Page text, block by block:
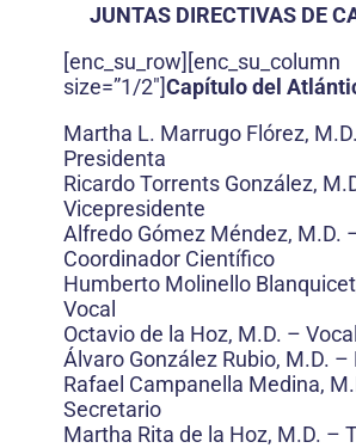
JUNTAS DIRECTIVAS DE
[enc_su_row][enc_su_column
size=”1/2″]Capítulo del
Martha L. Marrugo Flórez,
Presidenta
Ricardo Torrents González,
Vicepresidente
Alfredo Gómez Méndez, M.D.
Coordinador Científico
Humberto Molinello
Vocal
Octavio de la Hoz, M.D. – Vocal
Álvaro González Rubio, M.D. –
Rafael Campanella Medina,
Secretario
Martha Rita de la Hoz, M.D. –